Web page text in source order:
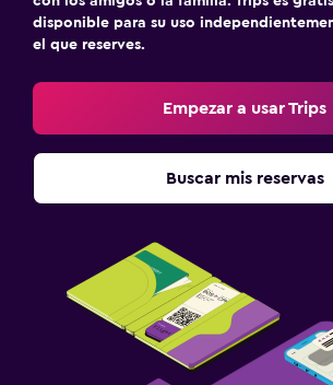
disponible para su uso
el que reserves.
Empezar a usar Trips
Buscar mis reservas